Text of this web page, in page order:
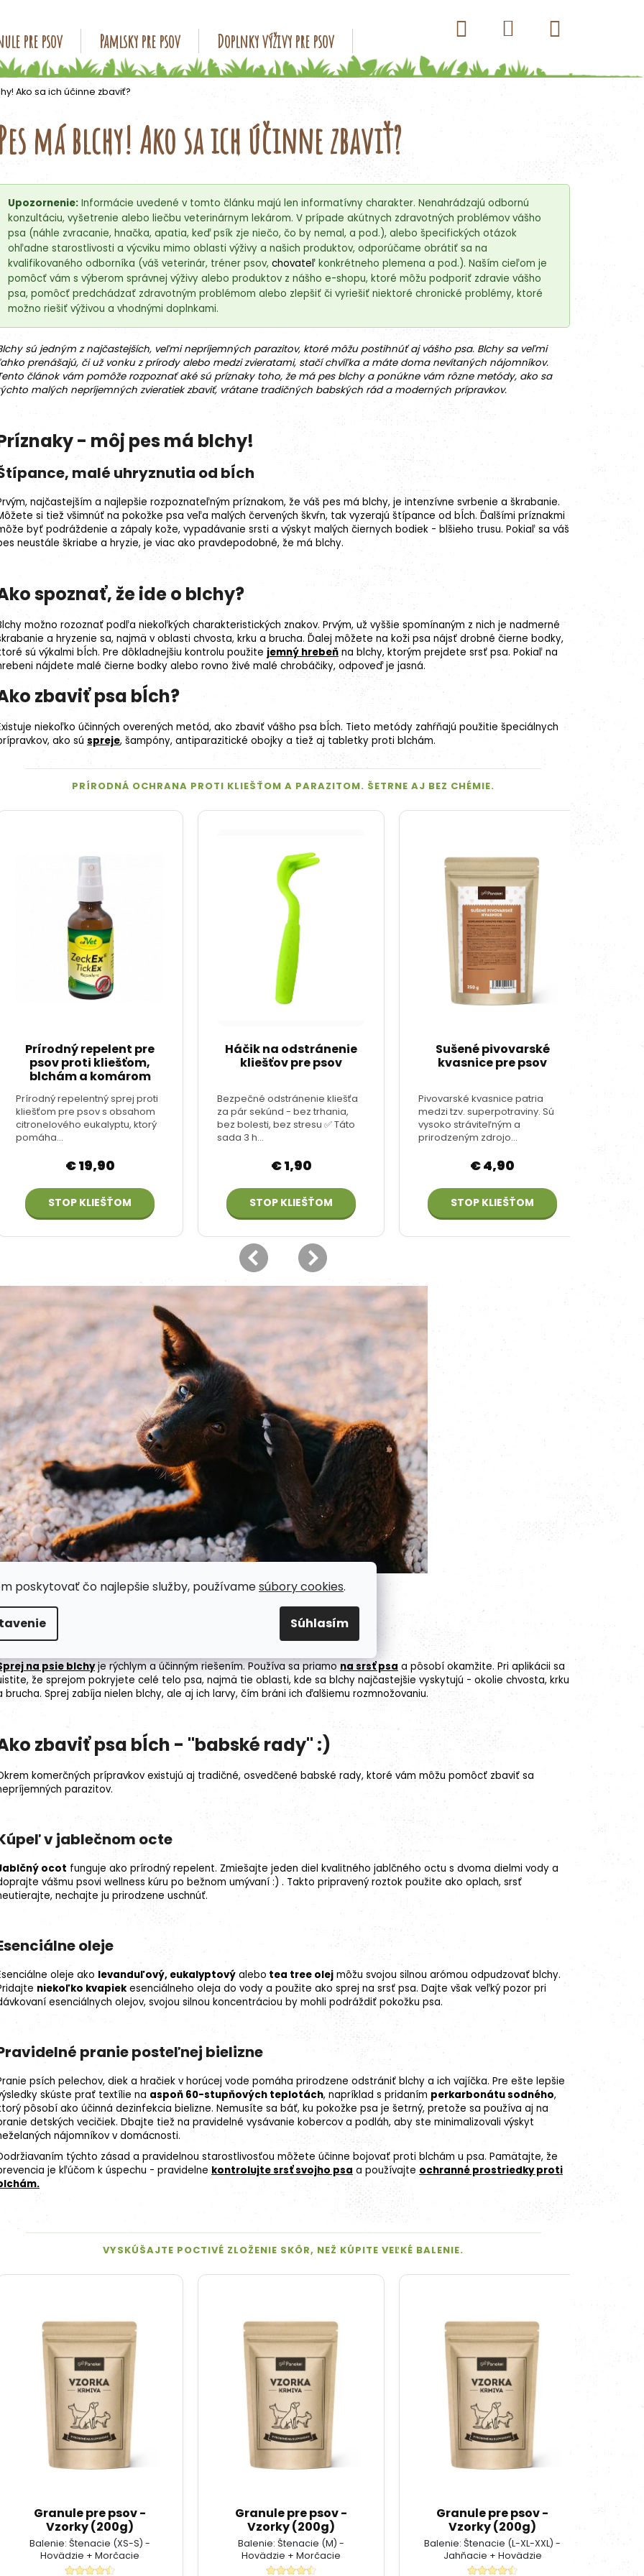
poskytovať čo najlepšie služby, používamesúbory cookies.
Súhlasím
pre psov Pamlsky pre psov Doplnky výživy pre psov Konzervy pre psov Kapsičky pre psov
Hľadať Prihlásenie
košík
Ako sa ich účinne zbaviť?
18kg (2x9kg)
27kg (3x9kg)
má blchy! Ako sa ich účinne zbaviť?
Upozornenie: Informácie uvedené v tomto článku majú len informatívny charakter. Nenahrádzajú odbornú
konzultáciu, vyšetrenie alebo liečbu veterinárnym lekárom. V prípade akútnych zdravotných problémov vášho
psa (náhle zvracanie, hnačka, apatia, keď psík zje niečo, čo by nemal, a pod.), alebo špecifických otázok
ohľadne starostlivosti a výcviku mimo oblasti výživy a našich produktov, odporúčame obrátiť sa na
kvalifikovaného odborníka (váš veterinár, tréner psov, chovateľ konkrétneho plemena a pod.). Naším cieľom je
pomôcť vám s výberom správnej výživy alebo produktov z nášho e-shopu, ktoré môžu podporiť zdravie vášho
psa, pomôcť predchádzať zdravotným problémom alebo zlepšiť či vyriešiť niektoré chronické problémy, ktoré
možno riešiť výživou a vhodnými doplnkami.
sú jedným z najčastejších, veľmi nepríjemných parazitov, ktoré môžu postihnúť aj vášho psa. Blchy sa veľmi
prenášajú, či už vonku z prírody alebo medzi zvieratami, stačí chvíľka a máte doma nevítaných nájomníkov.
článok vám pomôže rozpoznať aké sú príznaky toho, že má pes blchy a ponúkne vám rôzne metódy, ako sa
malých nepríjemných zvieratiek zbaviť, vrátane tradičných babských rád a moderných prípravkov.
- môj pes má blchy!
malé uhryznutia od bĺch
najčastejším a najlepšie rozpoznateľným príznakom, že váš pes má blchy, je intenzívne svrbenie a škrabanie.
si tiež všimnúť na pokožke psa veľa malých červených škvŕn, tak vyzerajú štípance od bĺch. Ďalšími príznakmi
byť podráždenie a zápaly kože, vypadávanie srsti a výskyt malých čiernych bodiek - blšieho trusu. Pokiaľ sa váš
neustále škriabe a hryzie, je viac ako pravdepodobné, že má blchy.
spoznať, že ide o blchy?
možno rozoznať podľa niekoľkých charakteristických znakov. Prvým, už vyššie spomínaným z nich je nadmerné
a hryzenie sa, najmä v oblasti chvosta, krku a brucha. Ďalej môžete na koži psa nájsť drobné čierne bodky,
sú výkalmi bĺch. Pre dôkladnejšiu kontrolu použite jemný hrebeňna blchy, ktorým prejdete srsť psa. Pokiaľ na
nájdete malé čierne bodky alebo rovno živé malé chrobáčiky, odpoveď je jasná.
zbaviť psa bĺch?
niekoľko účinných overených metód, ako zbaviť vášho psa bĺch. Tieto metódy zahŕňajú použitie špeciálnych
ako sú spreje, šampóny, antiparazitické obojky a tiež aj tabletky proti blchám.
pexels.com
na psie blchy
na psie blchyje rýchlym a účinným riešením. Používa sa priamona srsť psa a pôsobí okamžite. Pri aplikácii sa
že sprejom pokryjete celé telo psa, najmä tie oblasti, kde sa blchy najčastejšie vyskytujú - okolie chvosta, krku
brucha. Sprej zabíja nielen blchy, ale aj ich larvy, čím bráni ich ďalšiemu rozmnožovaniu.
zbaviť psa bĺch - "babské rady" :)
komerčných prípravkov existujú aj tradičné, osvedčené babské rady, ktoré vám môžu pomôcť zbaviť sa
parazitov.
v jablečnom octe
ocot funguje ako prírodný repelent. Zmiešajte jeden diel kvalitného jablčného octu s dvoma dielmi vody a
vášmu psovi wellness kúru po bežnom umývaní :) . Takto pripravený roztok použite ako oplach, srsť
nechajte ju prirodzene uschnúť.
oleje
oleje ako levanduľový, eukalyptový alebo tea tree olej môžu svojou silnou arómou odpudzovať blchy.
niekoľko kvapiekesenciálneho oleja do vody a použite ako sprej na srsť psa. Dajte však veľký pozor pri
esenciálnych olejov, svojou silnou koncentráciou by mohli podráždiť pokožku psa.
pranie posteľnej bielizne
psích pelechov, diek a hračiek v horúcej vode pomáha prirodzene odstrániť blchy a ich vajíčka. Pre ešte lepšie
skúste prať textílie na aspoň 60-stupňových teplotách, napríklad s pridaním perkarbonátu sodného, ​​
pôsobí ako účinná dezinfekcia bielizne. Nemusíte sa báť, ku pokožke psa je šetrný, pretože sa používa aj na
detských vecičiek. Dbajte tiež na pravidelné vysávanie kobercov a podláh, aby ste minimalizovali výskyt
nájomníkov v domácnosti.
týchto zásad a pravidelnou starostlivosťou môžete účinne bojovať proti blchám u psa. Pamätajte, že
je kľúčom k úspechu - pravidelne kontrolujte srsť svojho psa a používajte ochranné prostriedky proti
Čo potrebujete nájsť?
HĽADAŤ
Odporúčame